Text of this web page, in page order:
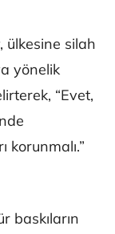
ülkesine silah
yönelik
“Evet,
korunmalı.”
baskıların